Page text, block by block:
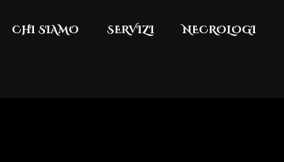
CHI SIAMO SERVIZI NECROLOGI